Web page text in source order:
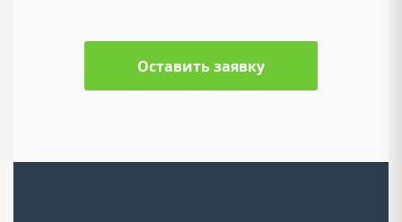
Оставить заявку